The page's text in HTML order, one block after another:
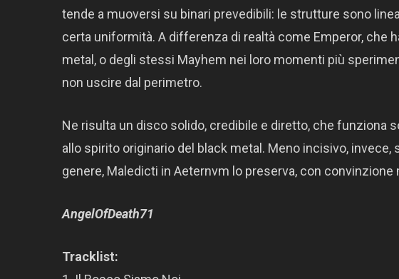
tende a muoversi su binari prevedibili: le strutture sono
certa uniformità. A differenza di realtà come Emperor, che
metal, o degli stessi Mayhem nei loro momenti più
non uscire dal perimetro.
Ne risulta un disco solido, credibile e diretto, che funziona
allo spirito originario del black metal. Meno incisivo, invece,
genere, Maledicti in Aeternvm lo preserva, con
AngelOfDeath71
Tracklist: